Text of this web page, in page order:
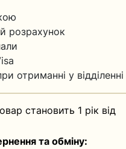
розрахунок
отриманні у відділенні
становить 1 рік від
та обміну: